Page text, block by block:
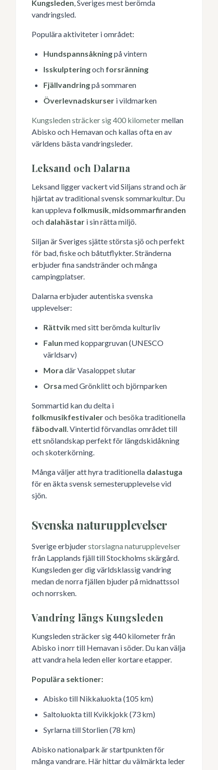
Kungsleden, Sveriges mest berömda
vandringsled.
Populära aktiviteter i området:
Hundspannsåkningpå vintern
Isskulpteringoch forsränning
Fjällvandringpå sommaren
Överlevnadskurser i vildmarken
Kungsleden sträcker sig 400 kilometermellan
Abisko och Hemavan och kallas ofta en av
världens bästa vandringsleder.
Leksand och Dalarna
Leksand ligger vackert vid Siljans strand och är
hjärtat av traditional svensk sommarkultur. Du
kan uppleva folkmusik, midsommarfiranden
och dalahästar i sin rätta miljö.
Siljan är Sveriges sjätte största sjö och perfekt
för bad, fiske och båtutflykter. Stränderna
erbjuder fina sandstränder och många
campingplatser.
Dalarna erbjuder autentiska svenska
upplevelser:
Rättvikmed sitt berömda kulturliv
Falun med koppargruvan (UNESCO
världsarv)
Mora där Vasaloppet slutar
Orsa med Grönklitt och björnparken
Sommartid kan du delta i
folkmusikfestivaleroch besöka traditionella
fäbodvall. Vintertid förvandlas området till
ett snölandskap perfekt för längdskidåkning
och skoterkörning.
Många väljer att hyra traditionella dalastuga
för en äkta svensk semesterupplevelse vid
sjön.
Svenska naturupplevelser
Sverige erbjuderstorslagna naturupplevelser
från Lapplands fjäll till Stockholms skärgård.
Kungsleden ger dig världsklassig vandring
medan de norra fjällen bjuder på midnattssol
och norrsken.
Vandring längs Kungsleden
Kungsleden sträcker sig 440 kilometer från
Abisko i norr till Hemavan i söder. Du kan välja
att vandra hela leden eller kortare etapper.
Populära sektioner:
Abisko till Nikkaluokta (105 km)
Saltoluokta till Kvikkjokk (73 km)
Syrlarna till Storlien (78 km)
Abisko nationalpark är startpunkten för
många vandrare. Här hittar du välmärkta leder